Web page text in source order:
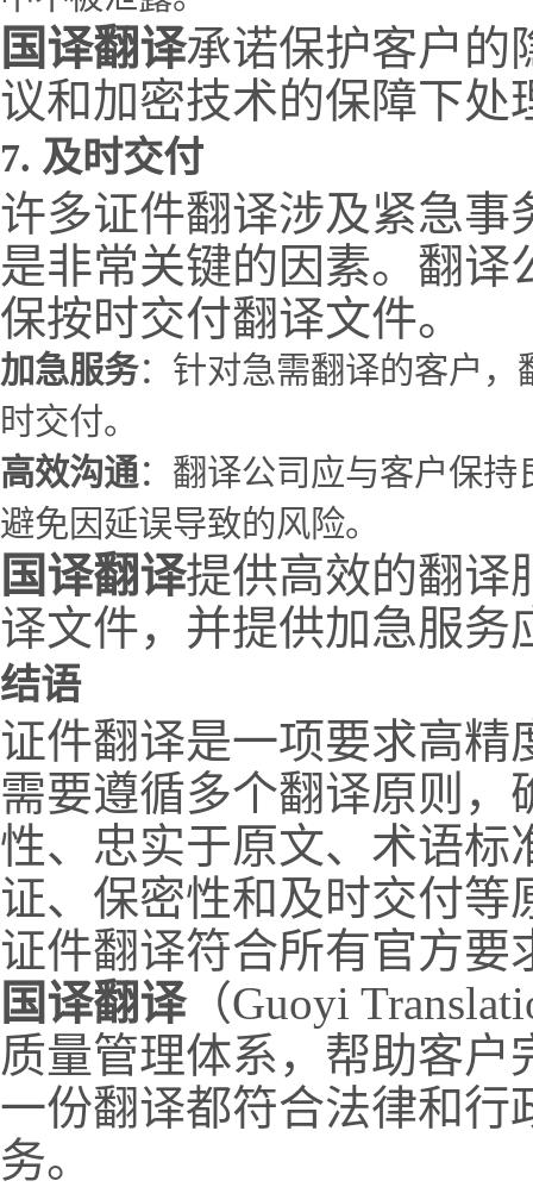
国译翻译承诺保护客户的
议和加密技术的保障下处
7. 及时交付
许多证件翻译涉及紧急事
是非常关键的因素。翻
保按时交付翻译文件。
加急服务：针对急需翻译的客户
时交付。
高效沟通：翻译公司应与客户保
避免因延误导致的风险。
国译翻译提供高效的翻译
译文件，并提供加急服务
结语
证件翻译是一项要求高
需要遵循多个翻译原则
性、忠实于原文、术语标
证、保密性和及时交付
证件翻译符合所有官方
国译翻译（Guoyi
质量管理体系，帮助客
一份翻译都符合法律和行
务。